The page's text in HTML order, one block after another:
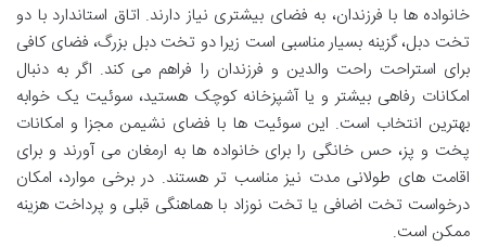
خانواده ها با فرزندان، به فضای بیشتری نیاز دارند. اتاق استاندارد با دو
تخت دبل، گزینه بسیار مناسبی است زیرا دو تخت دبل بزرگ، فضای کافی
برای استراحت راحت والدین و فرزندان را فراهم می کند. اگر به دنبال
امکانات رفاهی بیشتر و یا آشپزخانه کوچک هستید، سوئیت یک خوابه
بهترین انتخاب است. این سوئیت ها با فضای نشیمن مجزا و امکانات
پخت و پز، حس خانگی را برای خانواده ها به ارمغان می آورند و برای
اقامت های طولانی مدت نیز مناسب تر هستند. در برخی موارد، امکان
درخواست تخت اضافی یا تخت نوزاد با هماهنگی قبلی و پرداخت هزینه
ممکن است.